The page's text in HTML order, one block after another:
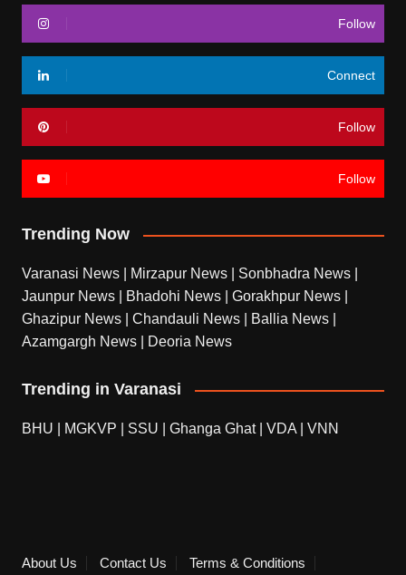
Follow
Connect
Follow
Follow
Trending Now
Varanasi News Mirzapur News Sonbhadra News
Jaunpur News
Bhadohi News Gorakhpur News
Ghazipur News
Chandauli News Ballia News
Azamgargh News
Deoria News
Trending in Varanasi
BHU MGKVP SSU Ghanga Ghat| VDA VNN
About Us Contact Us Terms & Conditions